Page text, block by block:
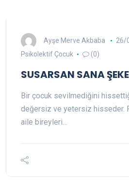
Ayşe Merve Akbaba
26/
Psikolektif Çocuk
(0)
SUSARSAN SANA
Bir çocuk sevilmediğini
değersiz ve yetersiz hisseder.
aile bireyleri…